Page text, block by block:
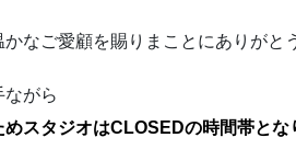
かなご愛顧を賜りまことにありがと
ながら
めスタジオはCLOSEDの時間帯とな